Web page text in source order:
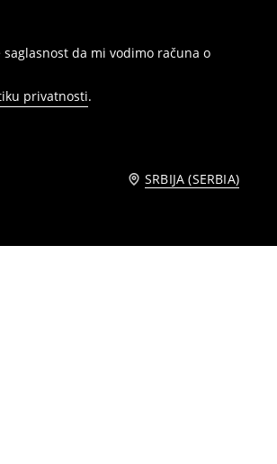
da mi vodimo računa o
privatnosti.
SRBIJA (SERBIA)